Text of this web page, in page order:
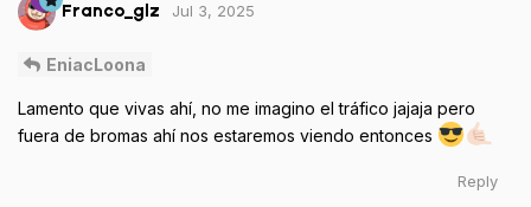
Franco_glz Jul 3, 2025
EniacLoona
Lamento que vivas ahí, no me imagino el tráfico jajaja pero
fuera de bromas ahí nos estaremos viendo entonces
Reply